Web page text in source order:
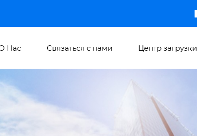
Hас Связаться с нами Центр загрузки